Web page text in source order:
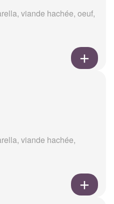
viande hachée, oeuf,
viande hachée,